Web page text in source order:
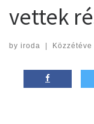
vettek
by iroda | Közzétéve